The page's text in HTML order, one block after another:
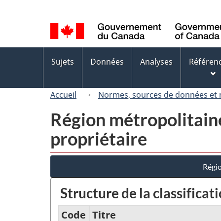
de
la
langue
des
Sujets Données Analyses
Accueil Normes, sources de données et
Région
propriétaire
Structure de la
Code Titre